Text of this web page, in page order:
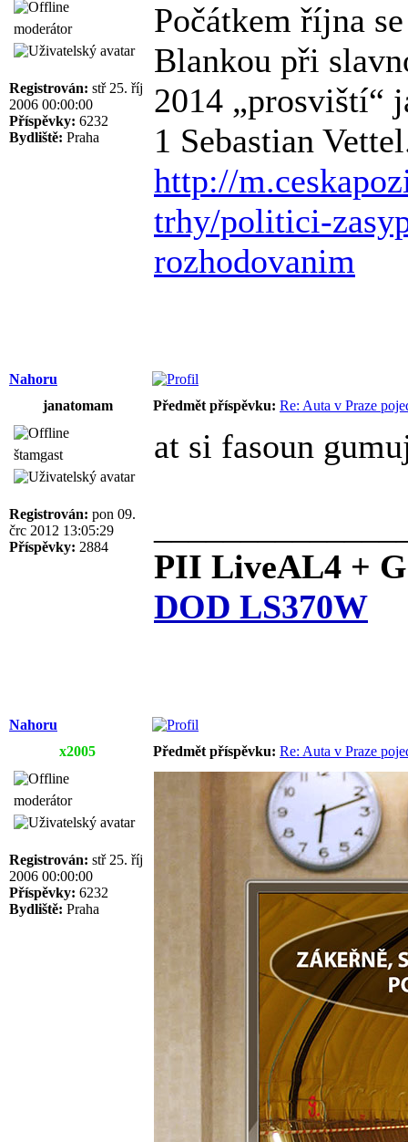
moderátor
Registrován: stř 25. říj
2006 00:00:00
Příspěvky: 6232
Bydliště: Praha
Počátkem října
Blankou při
2014 „prosviští“
1 Sebastian
http://
trhy/politici-
rozhodovanim
Nahoru
janatomam
Předmět příspěvku: Re: Auta v Praze
štamgast
Registrován: pon 09.
črc 2012 13:05:29
Příspěvky: 2884
at si fasoun
PII LiveAL4 +
DOD LS370W
Nahoru
x2005
Předmět příspěvku: Re: Auta v Praze
moderátor
Registrován: stř 25. říj
2006 00:00:00
Příspěvky: 6232
Bydliště: Praha